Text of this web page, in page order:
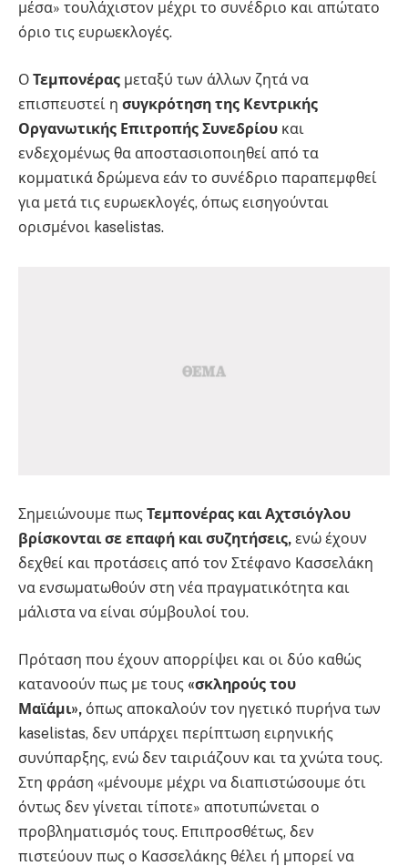
μέσα» τουλάχιστον μέχρι το συνέδριο και απώτατο
όριο τις ευρωεκλογές.
Ο Τεμπονέρας μεταξύ των άλλων ζητά να
επισπευστεί η συγκρότηση της Κεντρικής
Οργανωτικής Επιτροπής Συνεδρίου και
ενδεχομένως θα αποστασιοποιηθεί από τα
κομματικά δρώμενα εάν το συνέδριο παραπεμφθεί
για μετά τις ευρωεκλογές, όπως εισηγούνται
ορισμένοι kaselistas.
Σημειώνουμε πως Τεμπονέρας και Αχτσιόγλου
βρίσκονται σε επαφή και συζητήσεις, ενώ έχουν
δεχθεί και προτάσεις από τον Στέφανο Κασσελάκη
να ενσωματωθούν στη νέα πραγματικότητα και
μάλιστα να είναι σύμβουλοί του.
Πρόταση που έχουν απορρίψει και οι δύο καθώς
κατανοούν πως με τους «σκληρούς του
Μαϊάμι», όπως αποκαλούν τον ηγετικό πυρήνα των
kaselistas, δεν υπάρχει περίπτωση ειρηνικής
συνύπαρξης, ενώ δεν ταιριάζουν και τα χνώτα τους.
Στη φράση «μένουμε μέχρι να διαπιστώσουμε ότι
όντως δεν γίνεται τίποτε» αποτυπώνεται ο
προβληματισμός τους. Επιπροσθέτως, δεν
πιστεύουν πως ο Κασσελάκης θέλει ή μπορεί να